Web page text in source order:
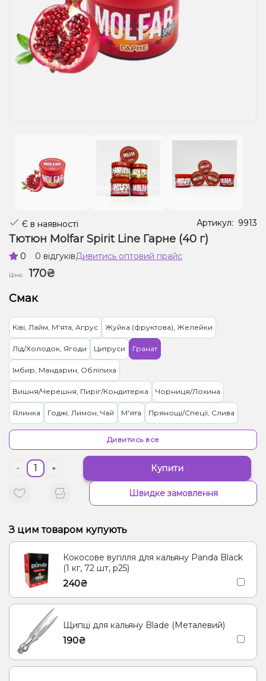
Рідини для електронних сигарет
Подарункові набори
Уцінка
Є в наявності Артикул: 9913
Тютюн Molfar Spirit Line Гарне (40 г)
0 0 відгуківДивитись оптовий прайс
Ціна:
170₴
Смак
Ківі, Лайм, М'ята, Агрус Жуйка (фруктова), Желейки
Лід/Холодок, Ягоди Цитруси Гранат
Імбир, Мандарин, Обліпиха
Вишня/Черешня, Пиріг/Кондитерка Чорниця/Лохина
Ялинка Годжі, Лимон, Чай М'ята Прянощі/Спеції, Слива
Грейпфрут, Лотос, Помело Яблуко Мультифрукт Кавун
Груша/Дюшес, Льод/Холодок, Яблуко Вишня/Черешня, Кола
Кактус, Лайм, Лимонад, Огірок
Віскі, Вишня/Черешня, Журавлина Ананас
Горіх, Сухофрукти, Тютюн, Шоколад Чай, Ягоди
Лід/Холодок, Яблуко
Дивитись все
- + Купити
Швидке замовлення
З цим товаром купують
Кокосове вугілля для кальяну Panda Black
(1 кг, 72 шт, р25)
240₴
Щипці для кальяну Blade (Металевий)
190₴